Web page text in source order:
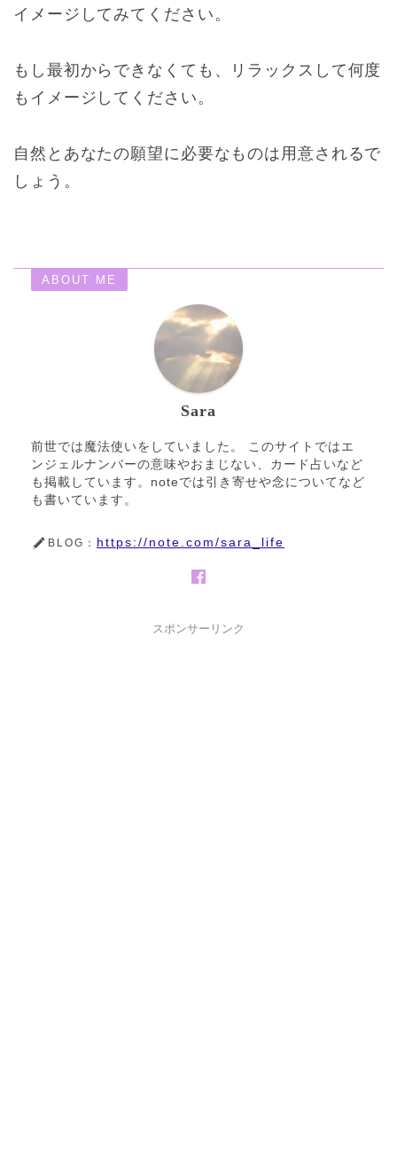
イメージしてみてください。
もし最初からできなくても、リラックスして何度
もイメージしてください。
自然とあなたの願望に必要なものは用意されるで
しょう。
ABOUT ME
Sara
前世では魔法使いをしていました。 このサイトではエ
ンジェルナンバーの意味やおまじない、カード占いなど
も掲載しています。noteでは引き寄せや念についてなど
も書いています。
BLOG： https://note.com/sara_life
スポンサーリンク